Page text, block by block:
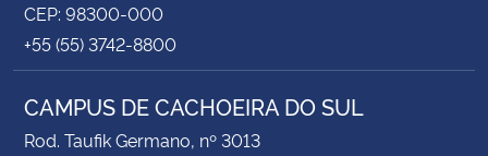
CEP: 98300-000
+55 (55) 3742-8800
CAMPUS DE CACHOEIRA DO SUL
Rod. Taufik Germano, nº 3013